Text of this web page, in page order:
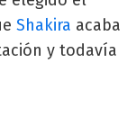
Shakira acaba
y todavía